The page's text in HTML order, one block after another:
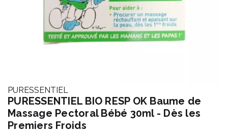
PURESSENTIEL
PURESSENTIEL BIO RESP OK Baume de
Massage Pectoral Bébé 30ml - Dès les
Premiers Froids